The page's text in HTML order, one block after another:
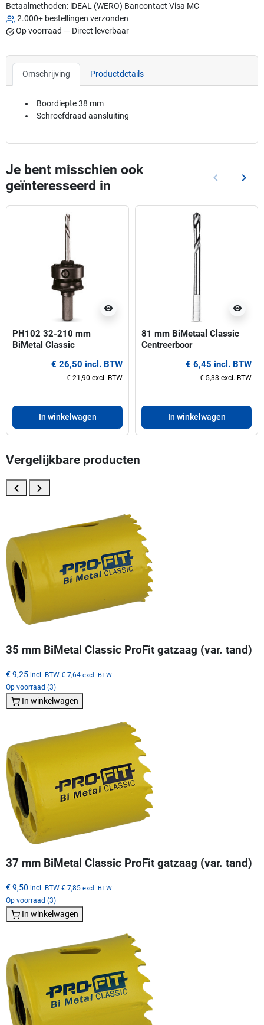
Betaalmethoden: iDEAL (WERO) Bancontact Visa MC
2.000+ bestellingen verzonden
Op voorraad — Direct leverbaar
Omschrijving Productdetails
Boordiepte 38 mm
Schroefdraad aansluiting
Je bent misschien ook
geïnteresseerd in
Vorige
keyboard_arrow_left keyboard_arrow_right
visibility
PH102 32-210 mm
BiMetal Classic
€ 26,50 incl. BTW
€ 21,90 excl. BTW
In winkelwagen
visibility
81 mm BiMetaal Classic
Centreerboor
€ 6,45 incl. BTW
€ 5,33 excl. BTW
In winkelwagen
Vergelijkbare producten
35 mm BiMetal Classic ProFit gatzaag (var. tand)
€ 9,25 incl. BTW € 7,64 excl. BTW
Op voorraad (3)
In winkelwagen
37 mm BiMetal Classic ProFit gatzaag (var. tand)
€ 9,50 incl. BTW € 7,85 excl. BTW
Op voorraad (3)
In winkelwagen